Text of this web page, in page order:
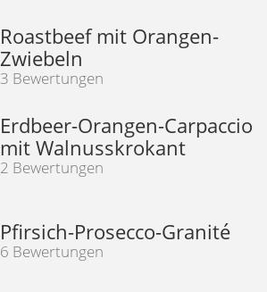
Roastbeef mit Orangen-
Zwiebeln
3 Bewertungen
Erdbeer-Orangen-Carpaccio
mit Walnusskrokant
2 Bewertungen
Pfirsich-Prosecco-Granité
6 Bewertungen